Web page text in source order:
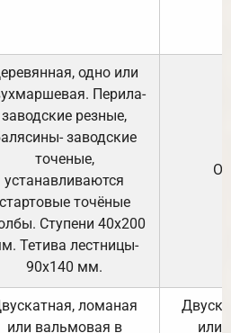
одно или
Перила-
заводские резные,
заводские
точеные,
устанавливаются
стартовые точёные
Ступени 40х200
Тетива лестницы-
90х140 мм.
ломаная
или вальмовая в
или